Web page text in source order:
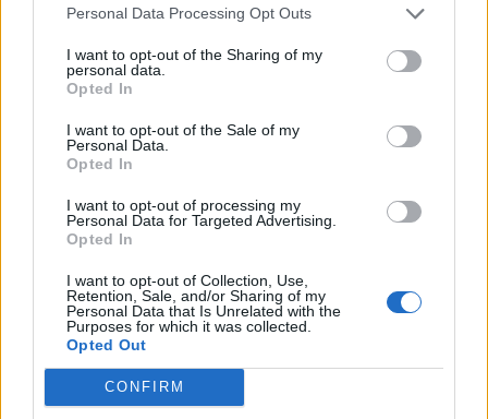
Personal Data Processing Opt Outs
I want to opt-out of the Sharing of my
personal data.
Opted In
I want to opt-out of the Sale of my
Personal Data.
Opted In
I want to opt-out of processing my
Personal Data for Targeted Advertising.
Opted In
I want to opt-out of Collection, Use,
Retention, Sale, and/or Sharing of my
Personal Data that Is Unrelated with the
Purposes for which it was collected.
Opted Out
CONFIRM
ACER